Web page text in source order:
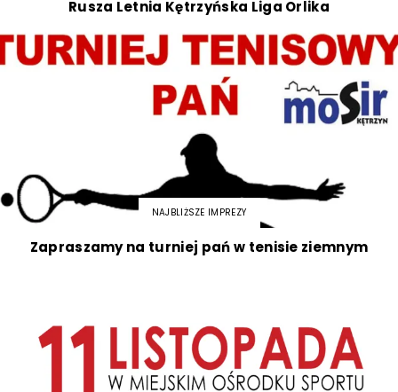
Rusza Letnia Kętrzyńska Liga Orlika
NAJBLIŻSZE IMPREZY
Zapraszamy na turniej pań w tenisie ziemnym